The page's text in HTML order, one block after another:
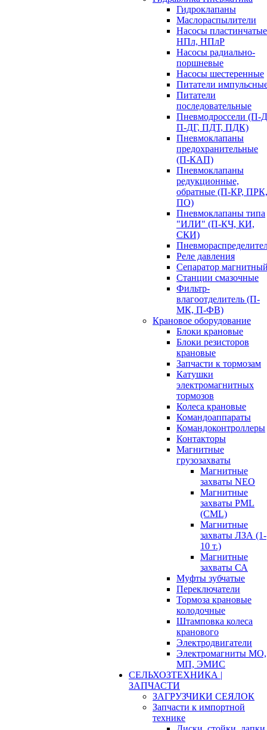
Гидроклапаны
Маслораспылители
Насосы пластинчатые
НПл, НПлР
Насосы радиально-
поршневые
Насосы шестеренные
Питатели
Питатели
последовательные
Пневмодроссели (П-
П-ДГ, ПДТ, ПДК)
Пневмоклапаны
предохранительные
(П-КАП)
Пневмоклапаны
редукционные,
обратные (П-КР, ПРК,
ПО)
Пневмоклапаны типа
"ИЛИ" (П-КЧ, КИ,
СКИ)
Реле давления
Сепаратор
Станции смазочные
Фильтр-
влагоотделитель (П-
МК, П-ФВ)
Крановое оборудование
Блоки крановые
Блоки резисторов
крановые
Запчасти к тормозам
Катушки
электромагнитных
тормозов
Колеса крановые
Командоаппараты
Командоконтроллеры
Контакторы
Магнитные
грузозахваты
Магнитные
захваты NEO
Магнитные
захваты PML
(CML)
Магнитные
захваты ЛЗА (1-
10 т.)
Магнитные
захваты СА
Муфты зубчатые
Переключатели
Тормоза крановые
колодочные
Штамповка колеса
кранового
Электродвигатели
Электромагниты МО,
МП, ЭМИС
СЕЛЬХОЗТЕХНИКА |
ЗАПЧАСТИ
ЗАГРУЗЧИКИ СЕЯЛОК
Запчасти к импортной
технике